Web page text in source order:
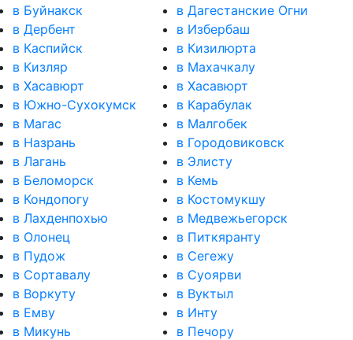
в Буйнакск
в Дагестанские Огни
в Дербент
в Избербаш
в Каспийск
в Кизилюрта
в Кизляр
в Махачкалу
в Хасавюрт
в Хасавюрт
в Южно-Сухокумск
в Карабулак
в Магас
в Малгобек
в Назрань
в Городовиковск
в Лагань
в Элисту
в Беломорск
в Кемь
в Кондопогу
в Костомукшу
в Лахденпохью
в Медвежьегорск
в Олонец
в Питкяранту
в Пудож
в Сегежу
в Сортавалу
в Суоярви
в Воркуту
в Вуктыл
в Емву
в Инту
в Микунь
в Печору